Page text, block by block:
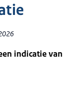
indicatie van